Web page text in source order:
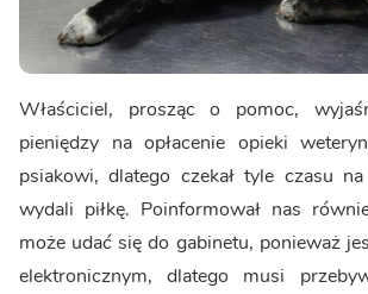
Właściciel, prosząc o pomoc,
pieniędzy na opłacenie opieki
psiakowi, dlatego czekał tyle czasu
wydali piłkę. Poinformował nas
może udać się do gabinetu, ponieważ
elektronicznym, dlatego musi